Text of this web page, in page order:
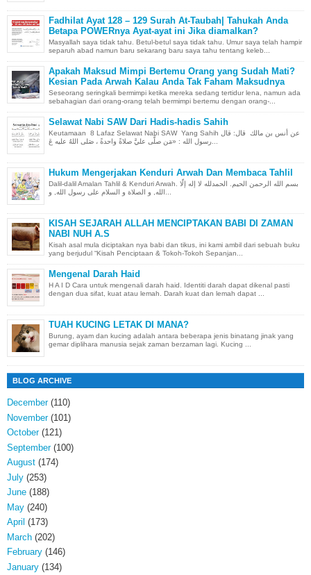
Fadhilat Ayat 128 – 129 Surah At-Taubah| Tahukah Anda
Betapa POWERnya Ayat-ayat ini Jika diamalkan?
Masyallah saya tidak tahu. Betul-betul saya tidak tahu. Umur saya telah hampir
separuh abad namun baru sekarang baru saya tahu tentang keleb...
Apakah Maksud Mimpi Bertemu Orang yang Sudah Mati?
Kesian Pada Arwah Kalau Anda Tak Faham Maksudnya
Seseorang seringkali bermimpi ketika mereka sedang tertidur lena, namun ada
sebahagian dari orang-orang telah bermimpi bertemu dengan orang-...
Selawat Nabi SAW Dari Hadis-hadis Sahih
Keutamaan 8 Lafaz Selawat Nabi SAW Yang Sahih عن أنس بن مالك قال: قال
Hukum Mengerjakan Kenduri Arwah Dan Membaca Tahlil
Dalil-dalil Amalan Tahlil & Kenduri Arwah. بسم الله الرحمن الحيم. الحمدلله لا إله إلّا
KISAH SEJARAH ALLAH MENCIPTAKAN BABI DI ZAMAN
NABI NUH A.S
Kisah asal mula diciptakan nya babi dan tikus, ini kami ambil dari sebuah buku
yang berjudul “Kisah Penciptaan & Tokoh-Tokoh Sepanjan...
Mengenal Darah Haid
H A I D Cara untuk mengenali darah haid. Identiti darah dapat dikenal pasti
dengan dua sifat, kuat atau lemah. Darah kuat dan lemah dapat ...
TUAH KUCING LETAK DI MANA?
Burung, ayam dan kucing adalah antara beberapa jenis binatang jinak yang
gemar diplihara manusia sejak zaman berzaman lagi. Kucing ...
BLOG ARCHIVE
December(110)
November(101)
October(121)
September(100)
August (174)
July (253)
June (188)
May (240)
April (173)
March (202)
February (146)
January (134)